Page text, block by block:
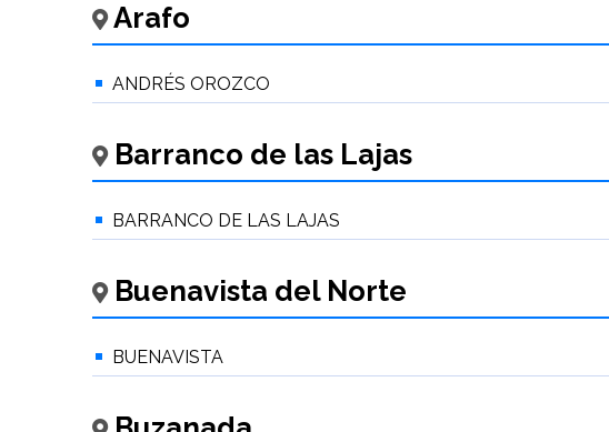
Arafo
ANDRÉS OROZCO
Barranco de las Lajas
BARRANCO DE LAS LAJAS
Buenavista del Norte
BUENAVISTA